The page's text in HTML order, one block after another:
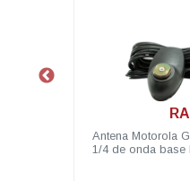
Antena Motorola
1/4 de onda base